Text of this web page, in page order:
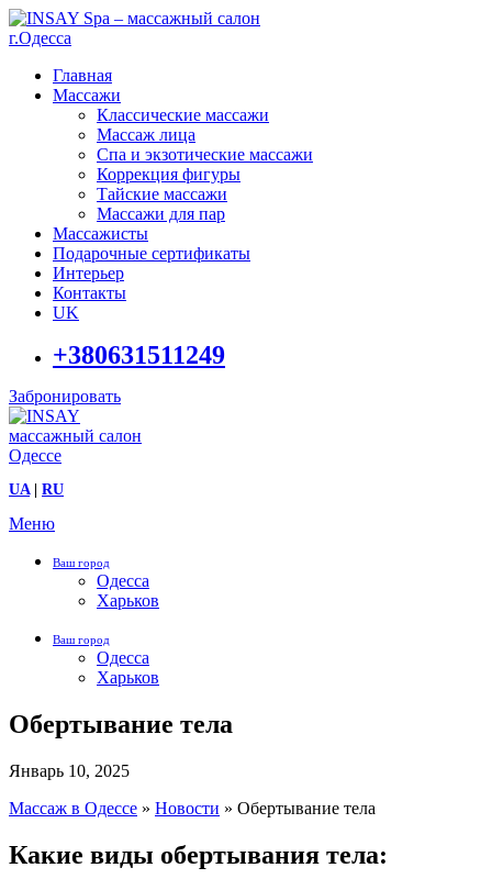
Главная
Массажи
Классические массажи
Массаж лица
Спа и экзотические массажи
Коррекция фигуры
Тайские массажи
Массажи для пар
Массажисты
Подарочные сертификаты
Интерьер
Контакты
UK
+380631511249
Забронировать
UA| RU
Меню
Ваш город
Одесса
Харьков
Ваш город
Одесса
Харьков
Обертывание тела
Январь 10, 2025
Массаж в Одессе » Новости » Обертывание тела
Какие виды обертывания тела: